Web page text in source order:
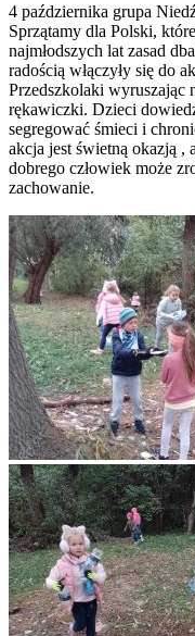
4 października grupa
Sprzątamy dla Polski,
najmłodszych lat zasad
radością włączyły się do
Przedszkolaki wyruszając
rękawiczki. Dzieci
segregować śmieci i
akcja jest świetną okazją
dobrego człowiek może
zachowanie.